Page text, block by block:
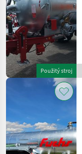
Použitý stroj